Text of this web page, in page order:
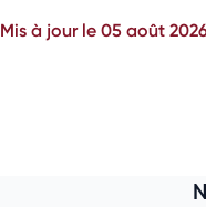
Mis à jour le 05 août